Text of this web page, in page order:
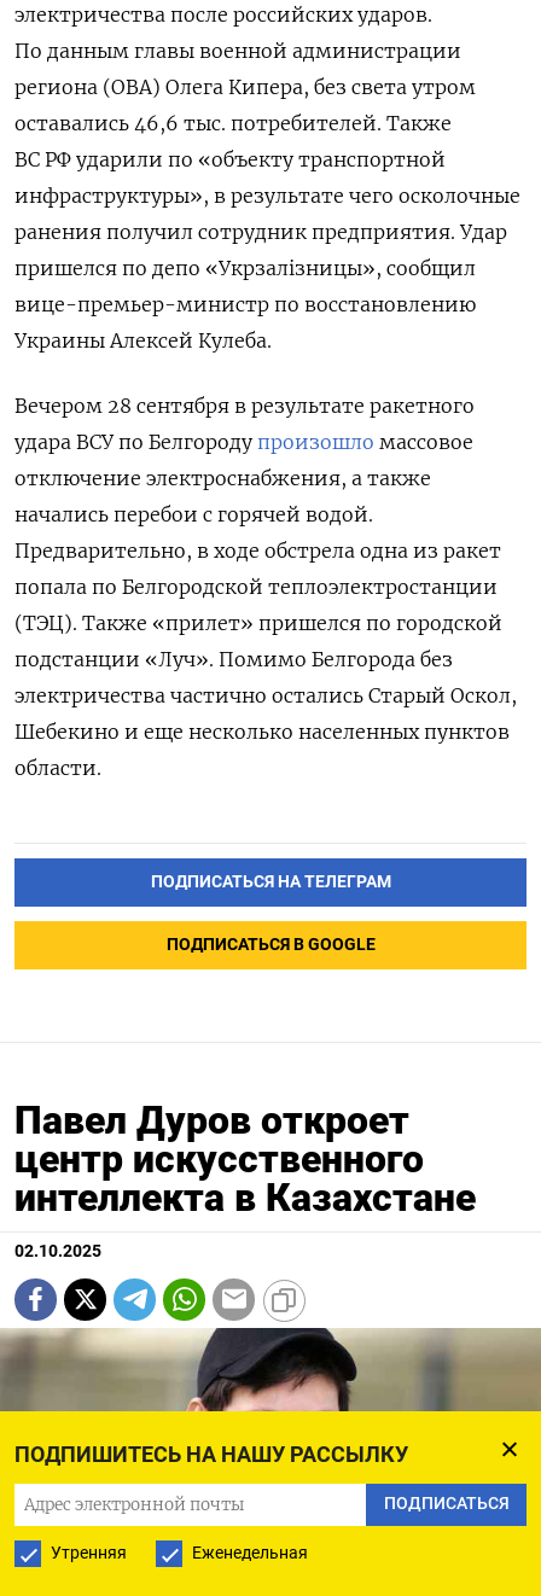
ПОДПИШИТЕСЬ НА НАШУ РАССЫЛКУ
ПОДПИСАТЬСЯ
Утренняя Еженедельная
электричества после российских ударов.
По данным главы военной администрации
региона (ОВА) Олега Кипера, без света утром
оставались 46,6 тыс. потребителей. Также
ВС РФ ударили по «объекту транспортной
инфраструктуры», в результате чего осколочные
ранения получил сотрудник предприятия. Удар
пришелся по депо «Укрзалізницы», сообщил
вице-премьер-министр по восстановлению
Украины Алексей Кулеба.
Вечером 28 сентября в результате ракетного
удара ВСУ по Белгороду произошло массовое
отключение электроснабжения, а также
начались перебои с горячей водой.
Предварительно, в ходе обстрела одна из ракет
попала по Белгородской теплоэлектростанции
(ТЭЦ). Также «прилет» пришелся по городской
подстанции «Луч». Помимо Белгорода без
электричества частично остались Старый Оскол,
Шебекино и еще несколько населенных пунктов
области.
ПОДПИСАТЬСЯ НА ТЕЛЕГРАМ
ПОДПИСАТЬСЯ В GOOGLE
Павел Дуров откроет
центр искусственного
интеллекта в Казахстане
02.10.2025